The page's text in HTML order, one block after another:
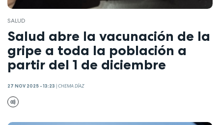
SALUD
Salud abre la vacunación de la
gripe a toda la población a
partir del 1 de diciembre
27 NOV 2025 - 13:23 CHEMA DÍAZ